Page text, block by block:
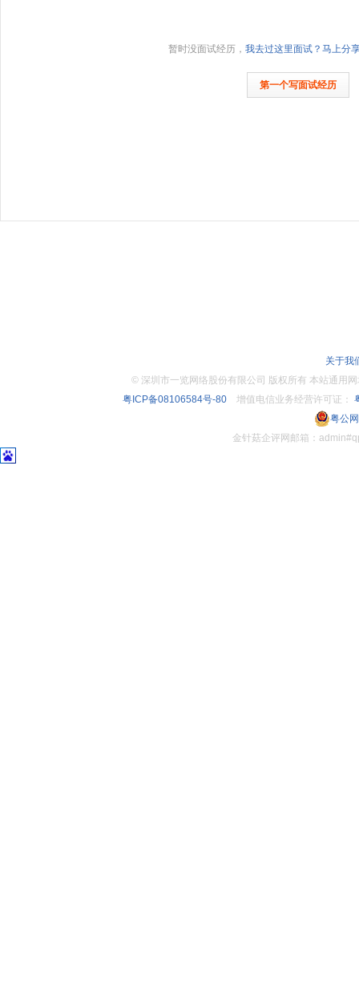
暂时没面试经历， 我去过这里面试？马上分
第一个写面试经历
关于我
© 深圳市一览网络股份有限公司 版权所有 本站通
粤ICP备08106584号-80增值电信业务经营许可证：
粤公
金针菇企评网邮箱：